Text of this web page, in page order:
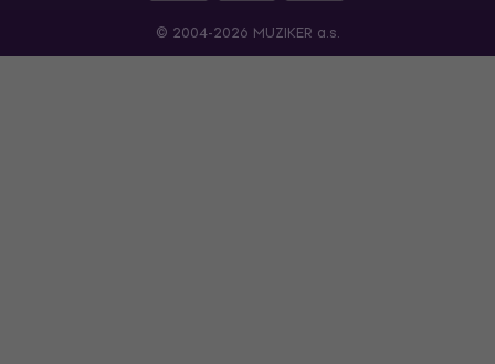
© 2004-2026 MUZIKER a.s.